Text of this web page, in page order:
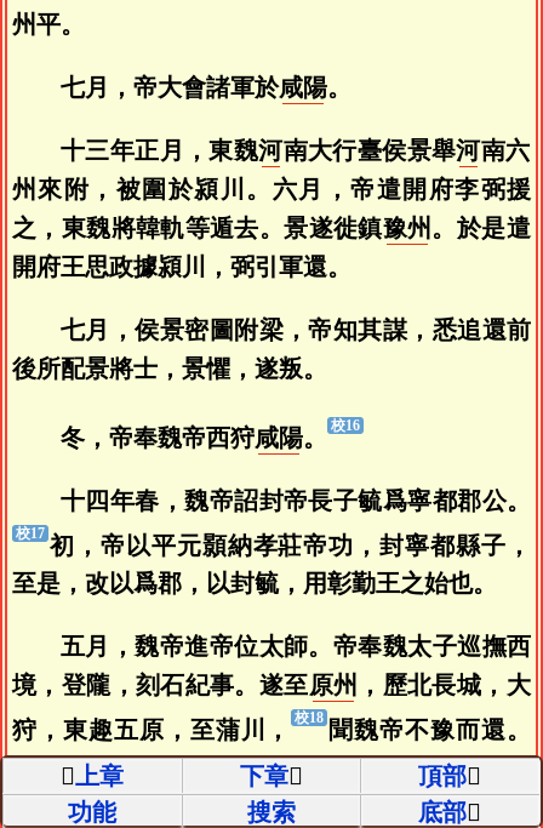
州平。
七月，帝大會諸軍於咸陽。
十三年正月，東魏河南大行臺侯景舉河南六
州來附，被圍於潁川。六月，帝遣開府李弼援
之，東魏將韓軌等遁去。景遂徙鎮豫州 。於是遣
開府王思政據潁川，弼引軍還。
七月，侯景密圖附梁，帝知其謀，悉追還前
後所配景將士，景懼，遂叛。
冬，帝奉魏帝西狩咸陽。
十四年春，魏帝詔封帝長子毓爲寧都郡公。
初，帝以平元顥納孝莊帝功，封寧都縣子，
至是，改以爲郡，以封毓，用彰勤王之始也。
五月，魏帝進帝位太師。帝奉魏太子巡撫西
境，登隴，刻石紀事。遂至原州 ，歷北長城，大
狩，東趣五原，至蒲川，
聞魏帝不豫而還。
及至，魏帝疾已愈，乃還華州。
上章 下章
頂部
功能
搜索 底部